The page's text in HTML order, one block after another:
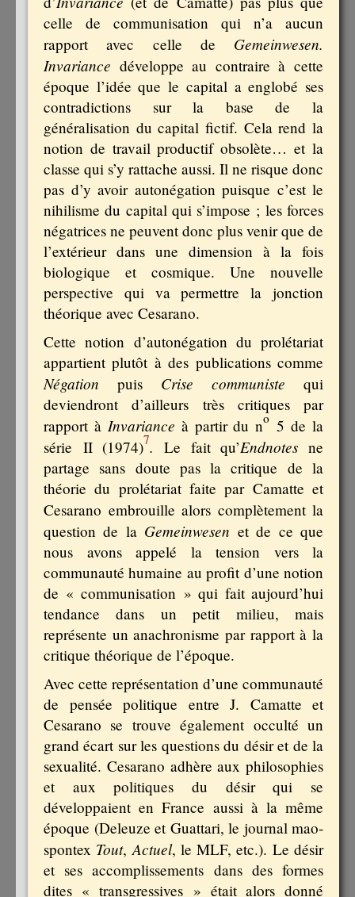
celle de communisation qui n’a aucun
rapport avec celle de Gemeinwesen.
Invariance développe au contraire à cette
époque l’idée que le capital a englobé ses
contradictions sur la base de la
généralisation du capital fictif. Cela rend la
notion de travail productif obsolète… et la
classe qui s’y rattache aussi. Il ne risque donc
pas d’y avoir autonégation puisque c’est le
nihilisme du capital qui s’impose ; les forces
négatrices ne peuvent donc plus venir que de
l’extérieur dans une dimension à la fois
biologique et cosmique. Une nouvelle
perspective qui va permettre la jonction
théorique avec Cesarano.
Cette notion d’autonégation du prolétariat
appartient plutôt à des publications comme
Négation puis Crise communiste qui
deviendront d’ailleurs très critiques par
rapport à Invariance à partir du no 5 de la
série II (1974)7.Le fait qu’Endnotes ne
partage sans doute pas la critique de la
théorie du prolétariat faite par Camatte et
Cesarano embrouille alors complètement la
question de la Gemeinwesen et de ce que
nous avons appelé la tension vers la
communauté humaine au profit d’une notion
de « communisation » qui fait aujourd’hui
tendance dans un petit milieu, mais
représente un anachronisme par rapport à la
critique théorique de l’époque.
Avec cette représentation d’une communauté
de pensée politique entre J. Camatte et
Cesarano se trouve également occulté un
grand écart sur les questions du désir et de la
sexualité. Cesarano adhère aux philosophies
et aux politiques du désir qui se
développaient en France aussi à la même
époque (Deleuze et Guattari, le journal mao-
spontex Tout,Actuel, le MLF, etc.). Le désir
et ses accomplissements dans des formes
dites « transgressives » était alors donné